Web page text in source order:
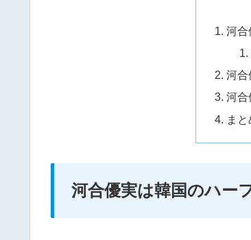
河合
河合
河合
まと
河合優実は韓国のハー